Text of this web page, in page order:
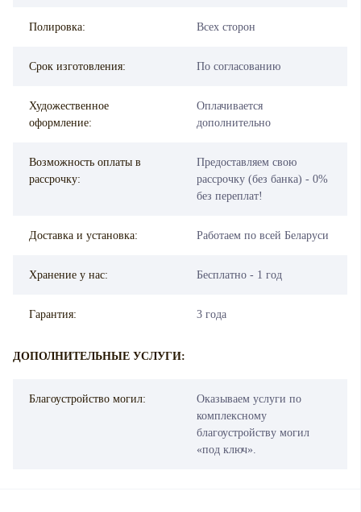
Полировка: Всех сторон
Срок изготовления: По согласованию
Художественное
оформление:
Оплачивается
дополнительно
Возможность оплаты в
рассрочку:
Предоставляем свою
рассрочку (без банка) - 0%
без переплат!
Доставка и установка: Работаем по всей Беларуси
Хранение у нас: Бесплатно - 1 год
Гарантия: 3 года
ДОПОЛНИТЕЛЬНЫЕ УСЛУГИ:
Благоустройство могил:
Оказываем услуги по
комплексному
благоустройству могил
«под ключ».